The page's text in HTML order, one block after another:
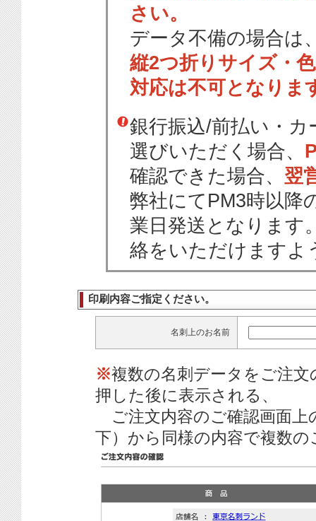
さい。
データ不備の場合は
縦2つ折りサイズ・
対応は不可となりま
銀行振込/前払い・
選びいただく場合、
確認できた場合、 翌
弊社にてPM3時以降
業日発送となります
絡をいただけますよ
印刷内容ご指定ください。
名刺上のお名前
※複数の名刺データをご注
押した後に表示される、
ご注文内容のご確認画面上
下）から同様の内容で複数